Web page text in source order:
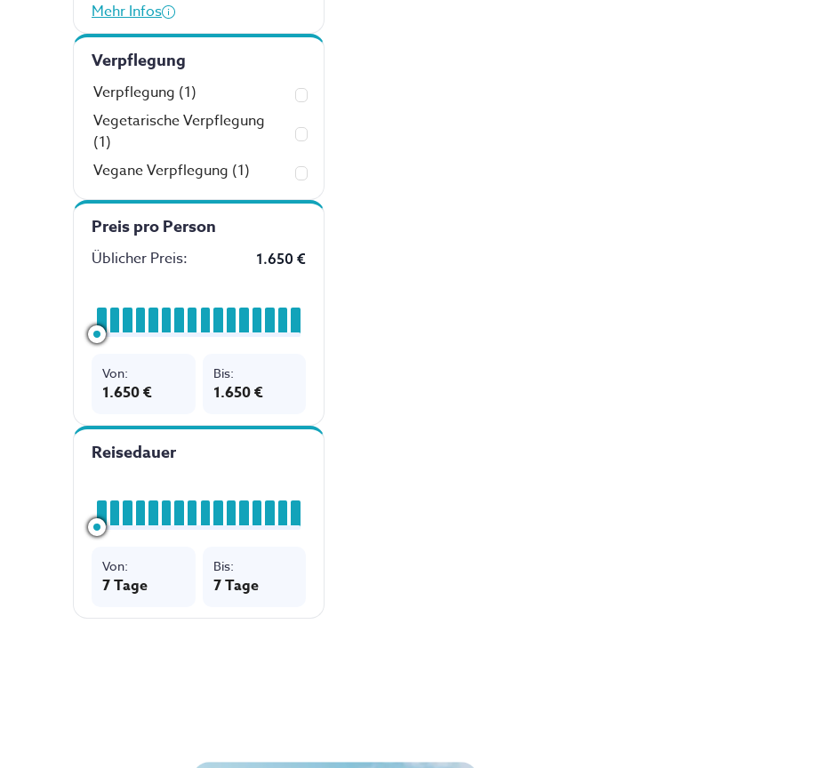
Mehr Infos
Verpflegung
Verpflegung (1)
Vegetarische Verpflegung
(1)
Vegane Verpflegung (1)
Preis pro Person
Üblicher Preis: 1.650 €
Von:
1.650 €
Bis:
1.650 €
Reisedauer
Von:
7Tage
Bis:
7 Tage